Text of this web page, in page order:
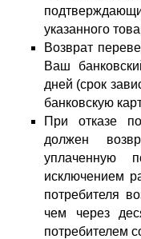
указанного
Возврат
Ваш
дней (срок
банковскую
При отказе
должен
уплаченную
исключением
потребителя
чем через
потребителем